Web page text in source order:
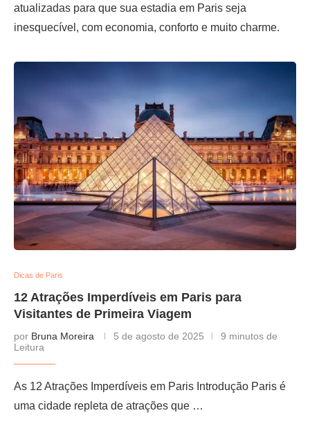
atualizadas para que sua estadia em Paris seja
inesquecível, com economia, conforto e muito charme.
Dicas de Paris
12 Atrações Imperdíveis em Paris para
Visitantes de Primeira Viagem
por Bruna Moreira 5 de agosto de 2025
9 minutos de
Leitura
As 12 Atrações Imperdíveis em Paris Introdução Paris é
uma cidade repleta de atrações que …